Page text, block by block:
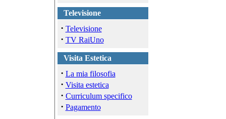
Televisione
· Televisione
· TV RaiUno
Visita Estetica
· La mia filosofia
· Visita estetica
· Curriculum specifico
· Pagamento